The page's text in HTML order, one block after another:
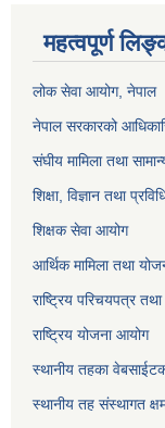
महत्वपूर्ण
लोक सेवा आयोग, नेपाल
नेपाल सरकारको
संघीय मामिला तथा
शिक्षा, विज्ञान तथा
शिक्षक सेवा आयोग
आर्थिक मामिला तथा
राष्ट्रिय परिचयपत्र
राष्ट्रिय योजना आयोग
स्थानीय तहका
स्थानीय तह संस्थागत